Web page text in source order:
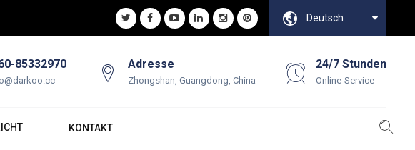
Deutsch
85332970 Adresse
Zhongshan, Guangdong, China
24/7 Stunden
Online-Service
KONTAKT